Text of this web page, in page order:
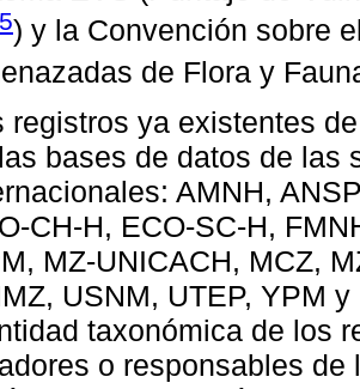
) y la Convención sobre
de Flora y
registros ya existentes
bases de datos de las
AMNH,
CH-H, ECO-SC-H,
MZ-UNICACH, MCZ,
USNM, UTEP, YPM
taxonómica de los
o responsables